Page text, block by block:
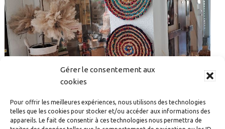
Gérer le consentement aux
cookies
Pour offrir les meilleures expériences, nous utilisons des technologies
telles que les cookies pour stocker et/ou accéder aux informations des
appareils. Le fait de consentir à ces technologies nous permettra de
FÊTE DE L’ÉTÉ 2026 : L’EHPAD BETHLEHEM PREND LA